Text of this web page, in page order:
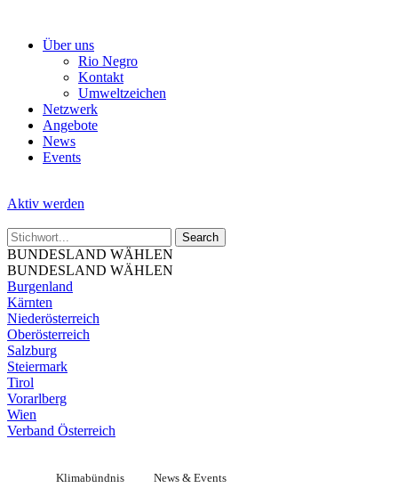
Über uns
Rio Negro
Kontakt
Umweltzeichen
Netzwerk
Angebote
News
Events
Aktiv werden
BUNDESLAND WÄHLEN
BUNDESLAND WÄHLEN
Burgenland
Kärnten
Niederösterreich
Oberösterreich
Salzburg
Steiermark
Tirol
Vorarlberg
Wien
Verband Österreich
Klimabündnis News & Events